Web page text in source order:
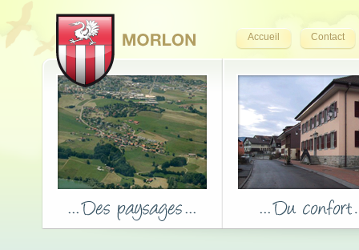
Accueil Contact